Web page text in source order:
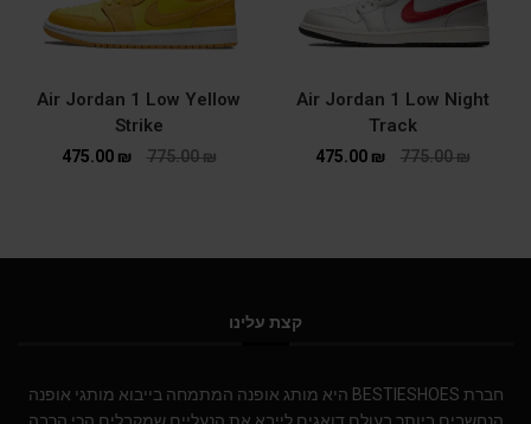
Air Jordan 1 Low Night
Track
775.00₪
475.00 ₪
Air Jordan 1 Low Yellow
Strike
775.00₪
475.00 ₪
קצת עלינו
חברת BESTIESHOES היא מותג אופנה המתמחה בייבוא מותגי אופנה